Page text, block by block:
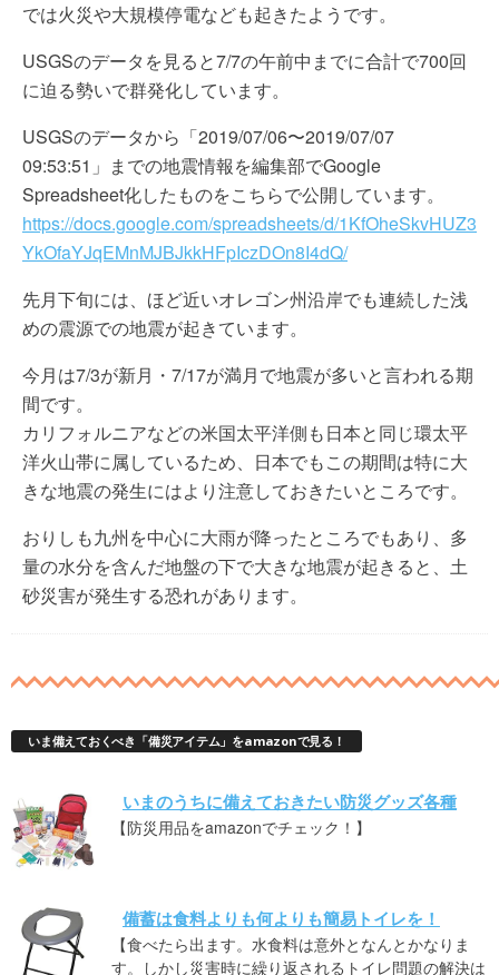
では火災や大規模停電なども起きたようです。
USGSのデータを見ると7/7の午前中までに合計で700回
に迫る勢いで群発化しています。
USGSのデータから「2019/07/06〜2019/07/07
09:53:51」までの地震情報を編集部でGoogle
Spreadsheet化したものをこちらで公開しています。
https://docs.google.com/spreadsheets/d/1KfOheSkvHUZ3
YkOfaYJqEMnMJBJkkHFpIczDOn8I4dQ/
先月下旬には、ほど近いオレゴン州沿岸でも連続した浅
めの震源での地震が起きています。
今月は7/3が新月・7/17が満月で地震が多いと言われる期
間です。
カリフォルニアなどの米国太平洋側も日本と同じ環太平
洋火山帯に属しているため、日本でもこの期間は特に大
きな地震の発生にはより注意しておきたいところです。
おりしも九州を中心に大雨が降ったところでもあり、多
量の水分を含んだ地盤の下で大きな地震が起きると、土
砂災害が発生する恐れがあります。
いま備えておくべき「備災アイテム」をamazonで見る！
いまのうちに備えておきたい防災グッズ各種
【防災用品をamazonでチェック！】
備蓄は食料よりも何よりも簡易トイレを！
【食べたら出ます。水食料は意外となんとかなりま
す。しかし災害時に繰り返されるトイレ問題の解決は